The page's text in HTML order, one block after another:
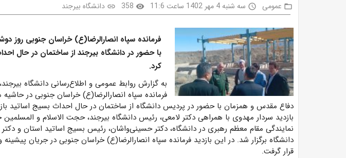
folder_open عمومی access_time سه شنبه 4 مهر 1402 ساعت 11:6 visibility
358
link دانشگاه بیرجند
با حضور در دانشگاه بیرجند از ساختمان در حال
کرد.
به گزارش روابط عمومی و اطلاع‌رسانی دانشگاه
فرمانده سپاه انصارالرضا(ع) خراسان جنوبی در
دفاع مقدس و همزمان با حضور در پردیس دانشگاه از ساختمان در حال احداث بسیج اساتید
بازدید سردار مهدوی با همراهی دکتر لامعی، رئیس دانشگاه بیرجند، حجت الاسلام و
نمایندگی مقام معظم رهبری در دانشگاه، دکتر حسینی‌واشان، رئیس بسیج اساتید استان و
دانشگاه برگزار شد. در این بازدید فرمانده سپاه انصارالرضا(ع) خراسان جنوبی در جریان
قرار گرفت.